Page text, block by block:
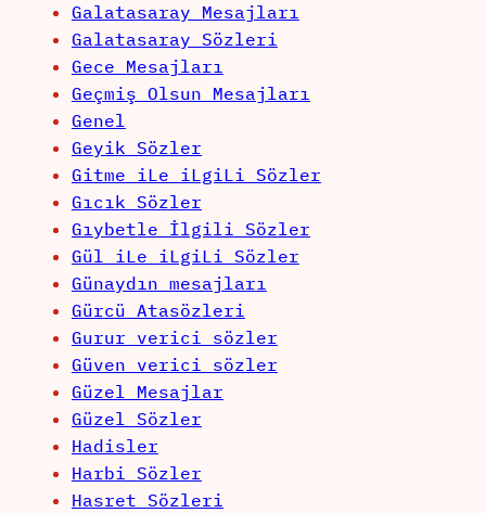
Galatasaray Mesajları
Galatasaray Sözleri
Gece Mesajları
Geçmiş Olsun Mesajları
Genel
Geyik Sözler
Gitme iLe iLgiLi Sözler
Gıcık Sözler
Gıybetle İlgili Sözler
Gül iLe iLgiLi Sözler
Günaydın mesajları
Gürcü Atasözleri
Gurur verici sözler
Güven verici sözler
Güzel Mesajlar
Güzel Sözler
Hadisler
Harbi Sözler
Hasret Sözleri